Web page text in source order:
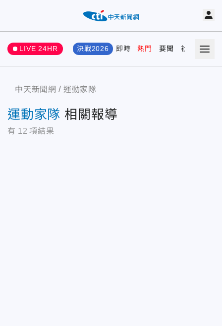
LIVE 24HR 決戰2026 即時 熱門 要聞 社會 娛樂
中天新聞網 運動家隊
運動家隊 相關報導
有 12 項結果